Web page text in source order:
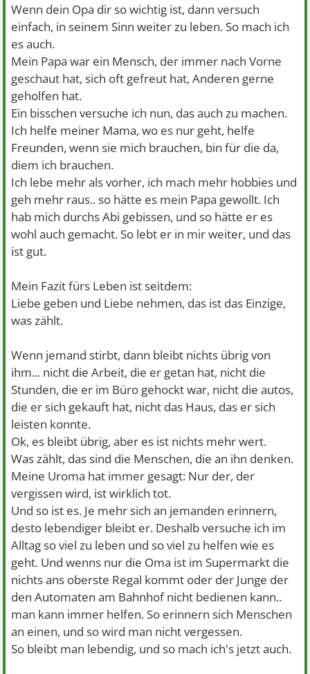
Wenn dein Opa dir so wichtig ist, dann versuch
einfach, in seinem Sinn weiter zu leben. So mach ich
es auch.
Mein Papa war ein Mensch, der immer nach Vorne
geschaut hat, sich oft gefreut hat, Anderen gerne
geholfen hat.
Ein bisschen versuche ich nun, das auch zu machen.
Ich helfe meiner Mama, wo es nur geht, helfe
Freunden, wenn sie mich brauchen, bin für die da,
diem ich brauchen.
Ich lebe mehr als vorher, ich mach mehr hobbies und
geh mehr raus.. so hätte es mein Papa gewollt. Ich
hab mich durchs Abi gebissen, und so hätte er es
wohl auch gemacht. So lebt er in mir weiter, und das
ist gut.
Mein Fazit fürs Leben ist seitdem:
Liebe geben und Liebe nehmen, das ist das Einzige,
was zählt.
Wenn jemand stirbt, dann bleibt nichts übrig von
ihm... nicht die Arbeit, die er getan hat, nicht die
Stunden, die er im Büro gehockt war, nicht die autos,
die er sich gekauft hat, nicht das Haus, das er sich
leisten konnte.
Ok, es bleibt übrig, aber es ist nichts mehr wert.
Was zählt, das sind die Menschen, die an ihn denken.
Meine Uroma hat immer gesagt: Nur der, der
vergissen wird, ist wirklich tot.
Und so ist es. Je mehr sich an jemanden erinnern,
desto lebendiger bleibt er. Deshalb versuche ich im
Alltag so viel zu leben und so viel zu helfen wie es
geht. Und wenns nur die Oma ist im Supermarkt die
nichts ans oberste Regal kommt oder der Junge der
den Automaten am Bahnhof nicht bedienen kann..
man kann immer helfen. So erinnern sich Menschen
an einen, und so wird man nicht vergessen.
So bleibt man lebendig, und so mach ich's jetzt auch.